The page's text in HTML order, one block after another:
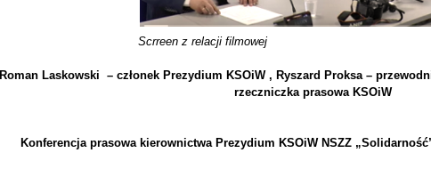
Scrreen z relacji filmowej
Roman Laskowski – członek Prezydium KSOiW , Ryszard Proksa –
rzeczniczka prasowa KSOiW
Konferencja prasowa kierownictwa Prezydium KSOiW NSZZ